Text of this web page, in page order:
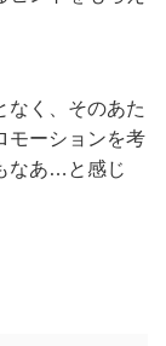
なく、そのあた
モーションを考
なあ…と感じ